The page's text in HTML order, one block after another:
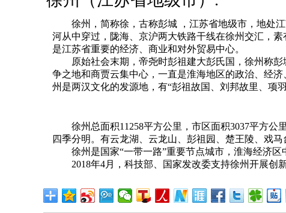
徐州，简称徐，古称彭城 ，江苏省地级市，地处江
河从中穿过，陇海、京沪两大铁路干线在徐州交汇，
是江苏省重要的经济、商业和对外贸易中心。
原始社会末期，帝尧时彭祖建大彭氏国，徐州称彭
争之地和商贾云集中心，一直是淮海地区的政治、经
州是两汉文化的发源地，有“彭祖故国、刘邦故里、项
徐州总面积11258平方公里，市区面积3037平方公
四季分明。有云龙湖、云龙山、彭祖园、楚王陵、戏
徐州是国家“一带一路”重要节点城市，淮海经济区
2018年4月，科技部、国家发改委支持徐州开展创新